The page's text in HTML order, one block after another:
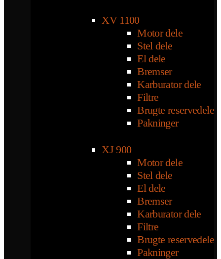
XV 1100
Motor dele
Stel dele
El dele
Bremser
Karburator dele
Filtre
Brugte reservedele
Pakninger
XJ 900
Motor dele
Stel dele
El dele
Bremser
Karburator dele
Filtre
Brugte reservedele
Pakninger